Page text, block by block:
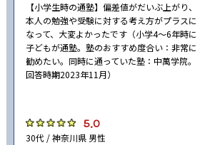
【小学生時の通塾】偏差値がだいぶ上がり、
本人の勉強や受験に対する考え方がプラスに
なって、大変よかったです（小学4〜6年時に
子どもが通塾。塾のおすすめ度合い：非常に
勧めたい。同時に通っていた塾：中萬学院。
回答時期2023年11月）
5.0
30代 / 神奈川県 男性